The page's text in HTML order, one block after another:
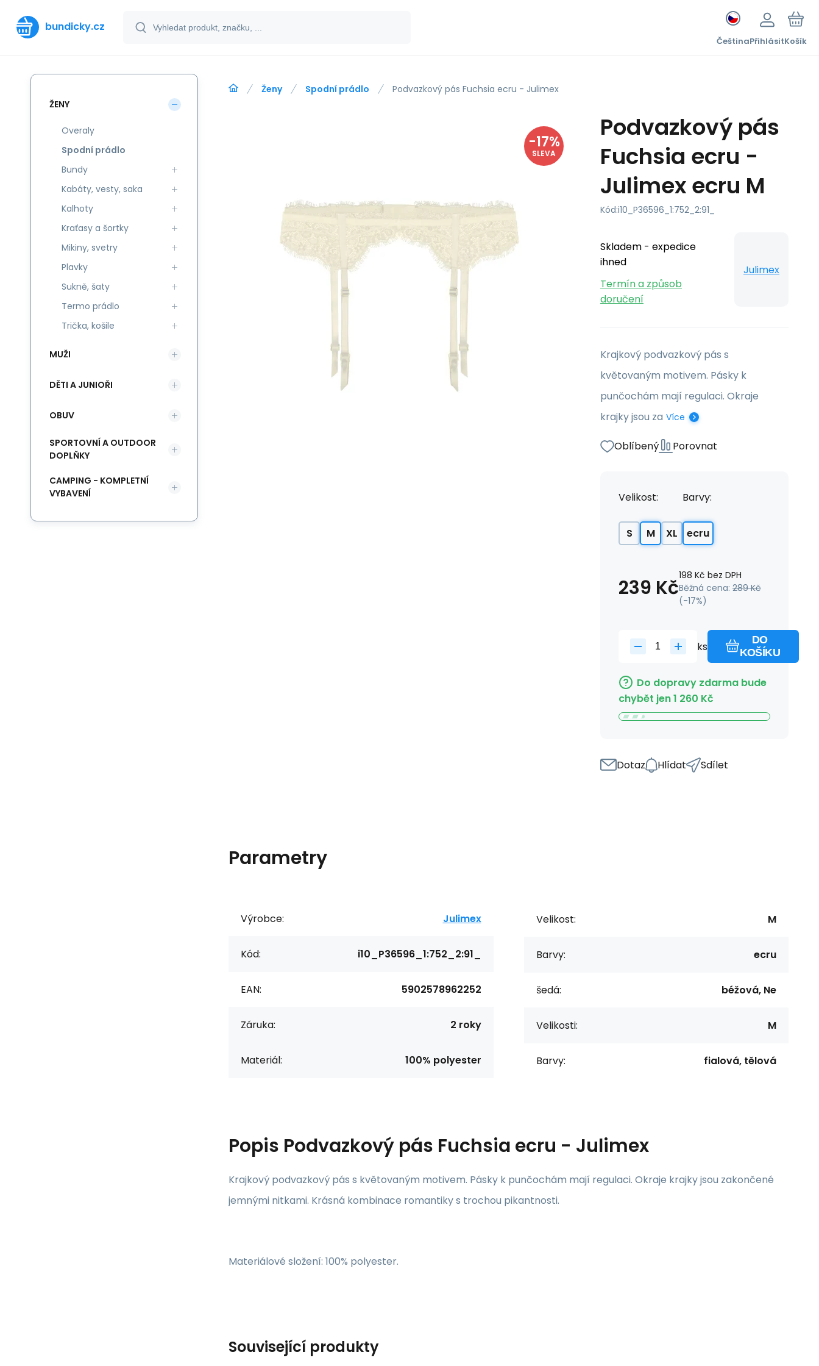
bundicky.cz
ČeštinaPřihlásitKošík
Ženy Spodní prádlo Podvazkový pás Fuchsia ecru - Julimex
-17%
SLEVA
Podvazkový pás
Fuchsia ecru -
Julimex ecru M
Kód:i10_P36596_1:752_2:91_
Skladem - expedice
ihned
Termín a způsob
doručení
Julimex
Krajkový podvazkový pás s
květovaným motivem. Pásky k
punčochám mají regulaci. Okraje
krajky jsou za Více
Oblíbený Porovnat
Velikost:
S M XL
Barvy:
ecru
239 Kč198 Kč bez DPH
Běžná cena: 289 Kč
(-17%)
ks
DO
KOŠÍKU
Do dopravy zdarma bude
chybět jen1 260 Kč
Dotaz Hlídat Sdílet
Parametry
Výrobce: Julimex
Kód: i10_P36596_1:752_2:91_
EAN: 5902578962252
Záruka: 2 roky
Materiál: 100% polyester
Velikost: M
Barvy: ecru
šedá: béžová, Ne
Velikosti: M
Barvy: fialová, tělová
Popis Podvazkový pás Fuchsia ecru - Julimex
Krajkový podvazkový pás s květovaným motivem. Pásky k punčochám mají regulaci. Okraje krajky jsou zakončené
jemnými nitkami. Krásná kombinace romantiky s trochou pikantnosti.
Materiálové složení: 100% polyester.
Související produkty
ŽENY
Overaly
Spodní prádlo
Bundy
Kabáty, vesty, saka
Kalhoty
Kraťasy a šortky
Mikiny, svetry
Plavky
Sukně, šaty
Termo prádlo
Trička, košile
MUŽI
DĚTI A JUNIOŘI
OBUV
SPORTOVNÍ A OUTDOOR
DOPLŇKY
CAMPING - KOMPLETNÍ
VYBAVENÍ